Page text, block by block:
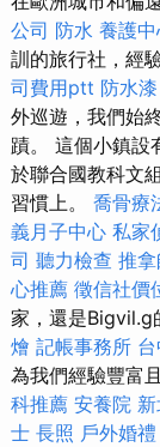
公司 防水 養護
訓的旅行社，經
司費用ptt 防水漆
外巡遊，我們始
蹟。 這個小鎮設
於聯合國教科文
習慣上。 喬骨療
義月子中心 私家
司 聽力檢查 推
心推薦 徵信社價
家，還是Bigvil.g
燴 記帳事務所
為我們經驗豐富
科推薦 安養院
士 長照 戶外婚禮